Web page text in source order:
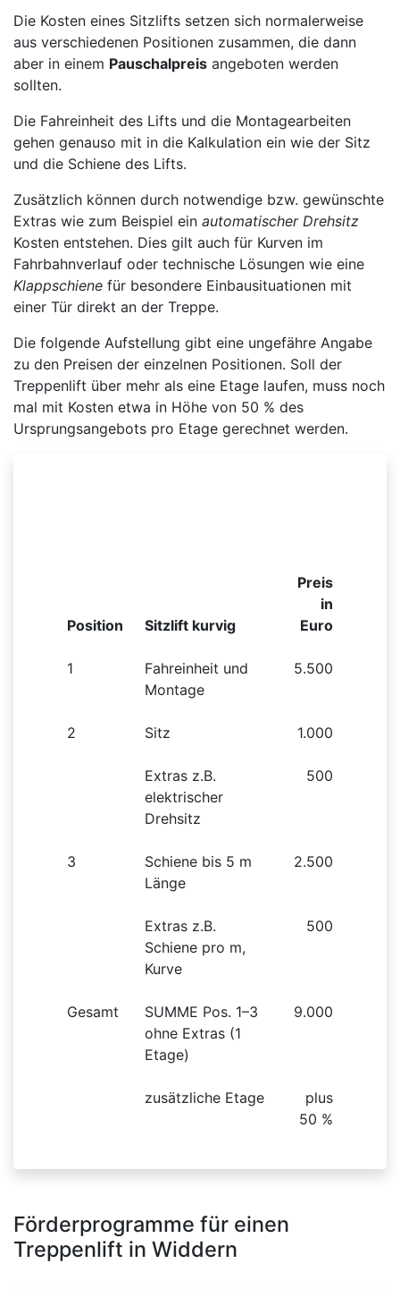
Die Kosten eines Sitzlifts setzen sich normalerweise
aus verschiedenen Positionen zusammen, die dann
aber in einem Pauschalpreis angeboten werden
sollten.
Die Fahreinheit des Lifts und die Montagearbeiten
gehen genauso mit in die Kalkulation ein wie der Sitz
und die Schiene des Lifts.
Zusätzlich können durch notwendige bzw. gewünschte
Extras wie zum Beispiel ein automatischer Drehsitz
Kosten entstehen. Dies gilt auch für Kurven im
Fahrbahnverlauf oder technische Lösungen wie eine
Klappschiene für besondere Einbausituationen mit
einer Tür direkt an der Treppe.
Die folgende Aufstellung gibt eine ungefähre Angabe
zu den Preisen der einzelnen Positionen. Soll der
Treppenlift über mehr als eine Etage laufen, muss noch
mal mit Kosten etwa in Höhe von 50 % des
Ursprungsangebots pro Etage gerechnet werden.
Position Sitzlift kurvig
Preis
in
Euro
1
Fahreinheit und
Montage
5.500
2 Sitz 1.000
Extras z.B.
elektrischer
Drehsitz
500
3
Schiene bis 5 m
Länge
2.500
Extras z.B.
Schiene pro m,
Kurve
500
Gesamt
SUMME Pos. 1–3
ohne Extras (1
Etage)
9.000
zusätzliche Etage
plus
50 %
Förderprogramme für einen
Treppenlift in Widdern